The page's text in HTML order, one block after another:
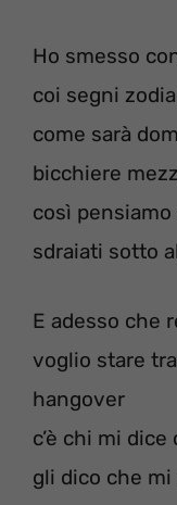
Ho smesso
coi segni
come sarà
bicchiere
così pensiamo
sdraiati sotto
E adesso che
voglio stare
hangover
c’è chi mi
gli dico che mi